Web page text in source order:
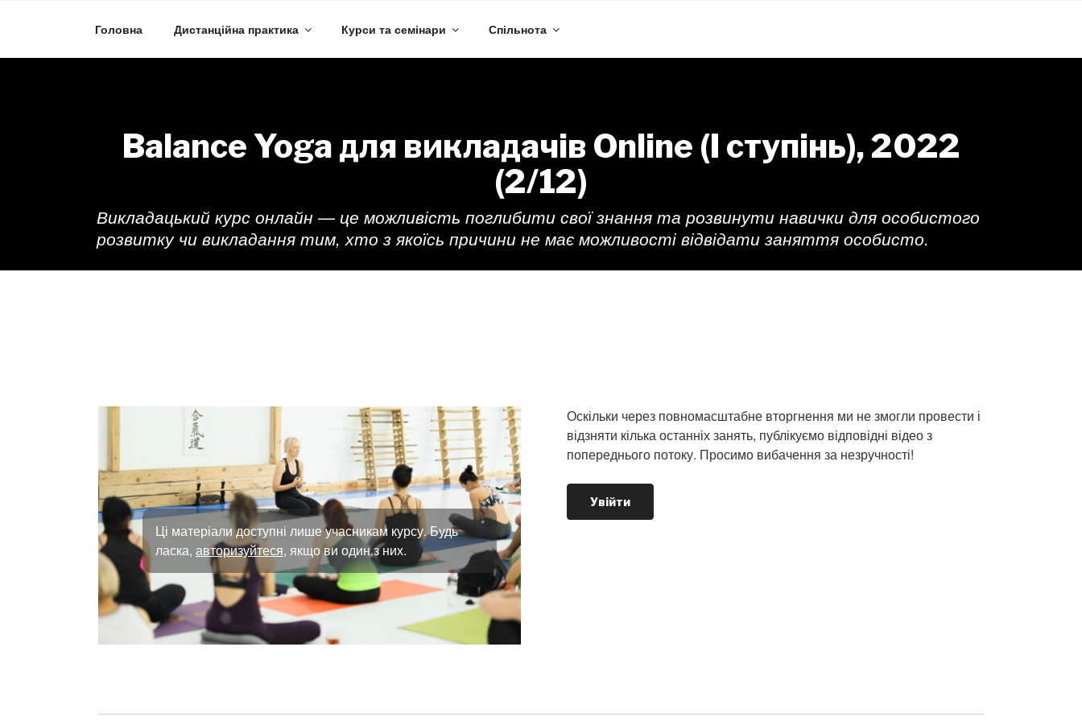
Головна Дистанційна практика Курси та семінари Спільнота
Balance Yoga для викладачів Online (I ступінь), 2022
(2/12)
Викладацький курс онлайн — це можливість поглибити свої знання та розвинути навички для особистого
розвитку чи викладання тим, хто з якоїсь причини не має можливості відвідати заняття особисто.
Ці матеріали доступні лише учасникам курсу. Будь
ласка, авторизуйтеся, якщо ви один з них.
Оскільки через повномасштабне вторгнення ми не змогли провести і
відзняти кілька останніх занять, публікуємо відповідні відео з
попереднього потоку. Просимо вибачення за незручності!
Увійти